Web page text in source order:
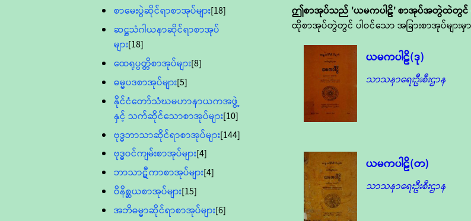
စာမေးပွဲဆိုင်ရာစာအုပ်များ[18]
ဆဋ္ဌသံဂါယနာဆိုင်ရာစာအုပ်
များ[18]
ထေရုပ္ပတ္တိစာအုပ်များ[8]
ဓမ္မပဒစာအုပ်များ[5]
နိုင်ငံတော်သံဃမဟာနာယကအဖွဲ့
နှင့် သက်ဆိုင်သောစာအုပ်များ[10]
ဗုဒ္ဓဘာသာဆိုင်ရာစာအုပ်များ[144]
ဗုဒ္ဓဝင်ကျမ်းစာအုပ်များ[4]
ဘာသာဋီကာစာအုပ်များ[4]
ဝိနိစ္ဆယစာအုပ်များ[15]
အဘိဓမ္မာဆိုင်ရာစာအုပ်များ[6]
ဤစာအုပ်သည် 'ယမကပါဠိ' စာအုပ်အတွဲထဲတွင်
ထိုစာအုပ်တွဲတွင် ပါဝင်သော အခြားစာအုပ်များမှ
ယမကပါဠိ(ဒု)
သာသနာရေးဦးစီးဌာန
ယမကပါဠိ(တ)
သာသနာရေးဦးစီးဌာန